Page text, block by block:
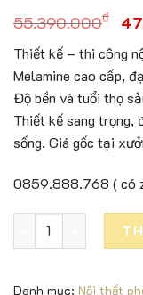
55.390.000₫
Thiết kế – thi công
Melamine cao cấp,
Độ bền và tuổi thọ
Thiết kế sang trọng,
sống. Giá gốc tại
0859.888.768 ( có
Bếp MDF Phủ Sơn
Danh mục: Nội thất